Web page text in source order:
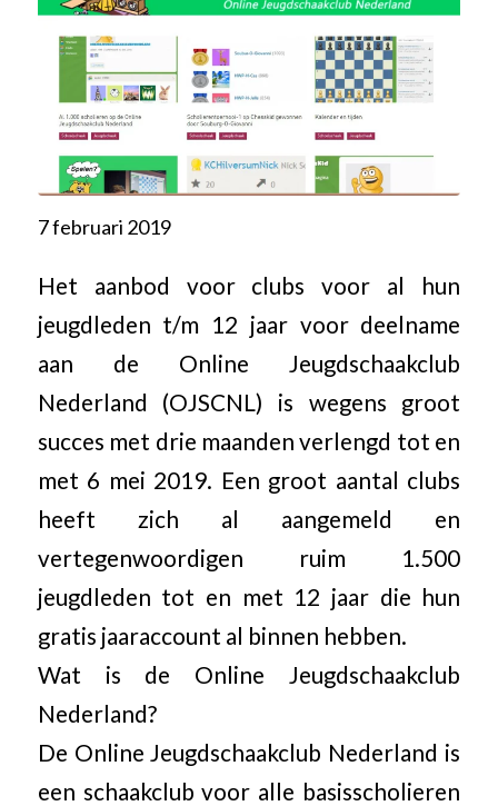
7 februari 2019
Het aanbod voor clubs voor al hun
jeugdleden t/m 12 jaar voor deelname
aan de Online Jeugdschaakclub
Nederland (OJSCNL) is wegens groot
succes met drie maanden verlengd tot en
met 6 mei 2019. Een groot aantal clubs
heeft zich al aangemeld en
vertegenwoordigen ruim 1.500
jeugdleden tot en met 12 jaar die hun
gratis jaaraccount al binnen hebben.
Wat is de Online Jeugdschaakclub
Nederland?
De Online Jeugdschaakclub Nederland is
een schaakclub voor alle basisscholieren